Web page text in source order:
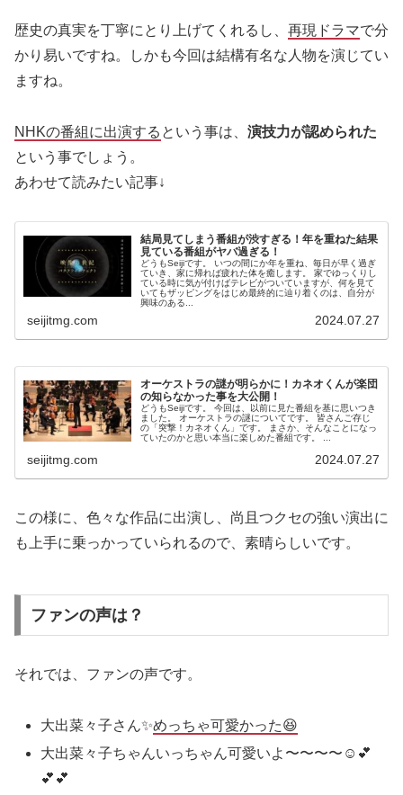
歴史の真実を丁寧にとり上げてくれるし、 再現ドラマで分
かり易いですね。しかも今回は結構有名な人物を演じてい
ますね。
NHKの番組に出演する という事は、 演技力が認められた
という事でしょう。
あわせて読みたい記事↓
結局見てしまう番組が渋すぎる！年を重ねた結果
見ている番組がヤバ過ぎる！
どうもSeijiです。 いつの間にか年を重ね、毎日が早く過ぎ
ていき、家に帰れば疲れた体を癒します。 家でゆっくりし
ている時に気が付けばテレビがついていますが、何を見て
いてもザッピングをはじめ最終的に辿り着くのは、自分が
興味のある...
seijitmg.com 2024.07.27
オーケストラの謎が明らかに！カネオくんが楽団
の知らなかった事を大公開！
どうもSeijiです。 今回は、以前に見た番組を基に思いつき
ました。 オーケストラの謎についてです。 皆さんご存じ
の「突撃！カネオくん」です。 まさか、そんなことになっ
ていたのかと思い本当に楽しめた番組です。 ...
seijitmg.com 2024.07.27
この様に、色々な作品に出演し、尚且つクセの強い演出に
も上手に乗っかっていられるので、素晴らしいです。
ファンの声は？
それでは、ファンの声です。
大出菜々子さん✨めっちゃ可愛かった😆
大出菜々子ちゃんいっちゃん可愛いよ〜〜〜〜☺️💕
💕💕